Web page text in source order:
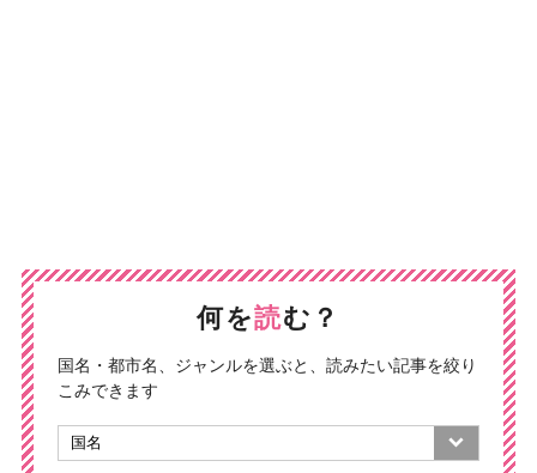
何を読む？
国名・都市名、ジャンルを選ぶと、読みたい記事を絞り
こみできます